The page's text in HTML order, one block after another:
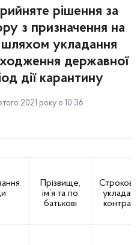
рішення за
з призначення на
укладання
державної
дії карантину
2021 року о 10:36
Прізвище,
ім’я та по
батькові